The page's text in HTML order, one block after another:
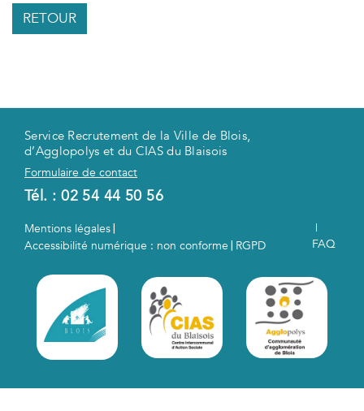
RETOUR
Service Recrutement de la Ville de Blois,
d’Agglopolys et du CIAS du Blaisois
Formulaire de contact
Tél. :02 54 44 50 56
Mentions légales
Accessibilité numérique : non conforme RGPD
|
FAQ